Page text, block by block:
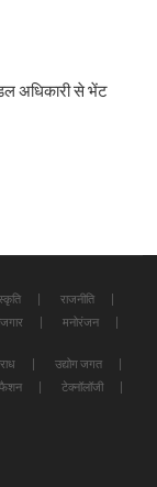
अधिकारी से भेंट
राजनीति
मनोरंजन
उद्योग जगत
फैशन
टेक्नॉलॉजी